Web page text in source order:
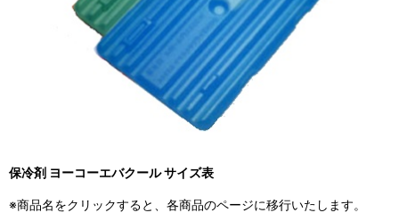
保冷剤 ヨーコーエバクール サイズ表
※商品名をクリックすると、各商品のページに移行いたします。